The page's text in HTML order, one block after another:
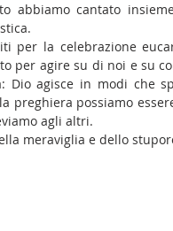
abbiamo cantato
per la celebrazione
per agire su di noi e su
Dio agisce in modi che
preghiera possiamo
agli altri.
meraviglia e dello